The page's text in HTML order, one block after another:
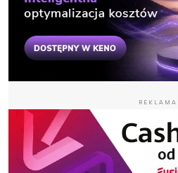
REKLAMA